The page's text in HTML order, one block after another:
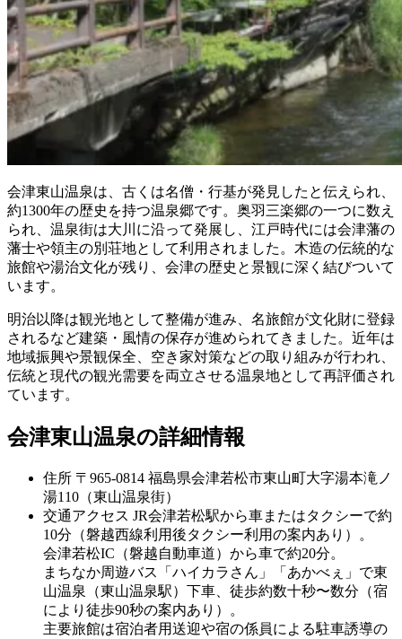
会津東山温泉は、古くは名僧・行基が発見したと伝えられ、
約1300年の歴史を持つ温泉郷です。奥羽三楽郷の一つに数え
られ、温泉街は大川に沿って発展し、江戸時代には会津藩の
藩士や領主の別荘地として利用されました。木造の伝統的な
旅館や湯治文化が残り、会津の歴史と景観に深く結びついて
います。
明治以降は観光地として整備が進み、名旅館が文化財に登録
されるなど建築・風情の保存が進められてきました。近年は
地域振興や景観保全、空き家対策などの取り組みが行われ、
伝統と現代の観光需要を両立させる温泉地として再評価され
ています。
会津東山温泉の詳細情報
住所 〒965-0814 福島県会津若松市東山町大字湯本滝ノ
湯110（東山温泉街）
交通アクセス JR会津若松駅から車またはタクシーで約
10分（磐越西線利用後タクシー利用の案内あり）。
会津若松IC（磐越自動車道）から車で約20分。
まちなか周遊バス「ハイカラさん」「あかべぇ」で東
山温泉（東山温泉駅）下車、徒歩約数十秒〜数分（宿
により徒歩90秒の案内あり）。
主要旅館は宿泊者用送迎や宿の係員による駐車誘導の